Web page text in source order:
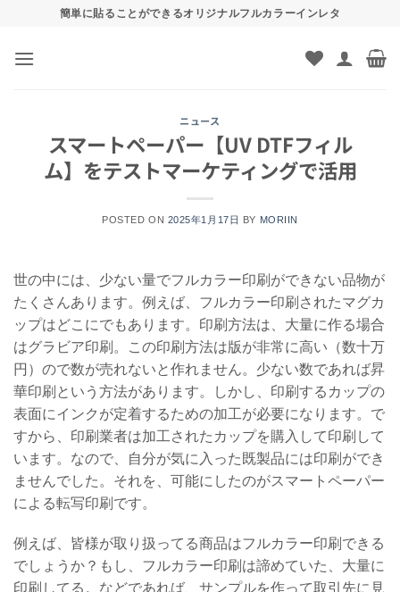
content
簡単に貼ることができるオリジナルフルカラーインレタ
ニュース
スマートペーパー【UV DTFフィル
ム】をテストマーケティングで活用
POSTED ON 2025年1月17日 BY MORIIN
世の中には、少ない量でフルカラー印刷ができない品物が
たくさんあります。例えば、フルカラー印刷されたマグカ
ップはどこにでもあります。印刷方法は、大量に作る場合
はグラビア印刷。この印刷方法は版が非常に高い（数十万
円）ので数が売れないと作れません。少ない数であれば昇
華印刷という方法があります。しかし、印刷するカップの
表面にインクが定着するための加工が必要になります。で
すから、印刷業者は加工されたカップを購入して印刷して
います。なので、自分が気に入った既製品には印刷ができ
ませんでした。それを、可能にしたのがスマートペーパー
による転写印刷です。
例えば、皆様が取り扱ってる商品はフルカラー印刷できる
でしょうか？もし、フルカラー印刷は諦めていた、大量に
印刷してる。などであれば、サンプルを作って取引先に見